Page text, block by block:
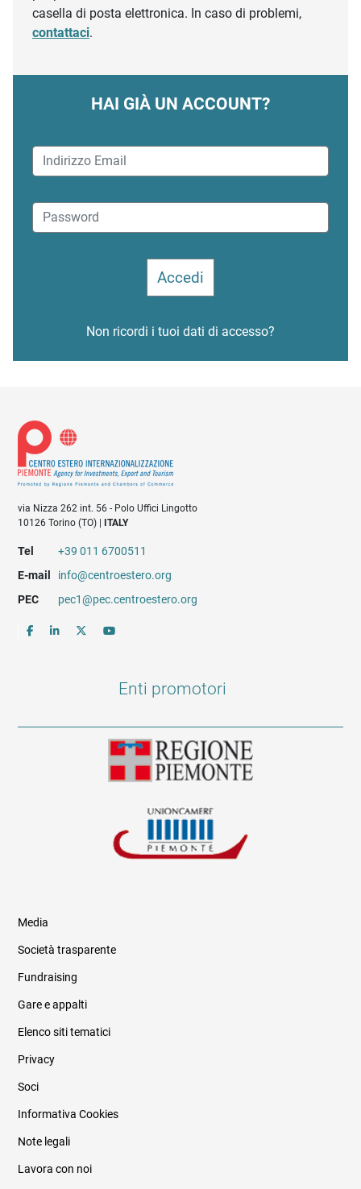
casella di posta elettronica. In caso di problemi,
contattaci.
HAI GIÀ UN ACCOUNT?
Non ricordi i tuoi dati di accesso?
via Nizza 262 int. 56 - Polo Uffici Lingotto
10126 Torino (TO) |
ITALY
Tel
+39 011 6700511
E-mail
info@centroestero.org
PEC
pec1@pec.centroestero.org
Enti promotori
Informazioni legali e trasparenza
Media
Società trasparente
Fundraising
Gare e appalti
Elenco siti tematici
Privacy
Soci
Informativa Cookies
Note legali
Lavora con noi